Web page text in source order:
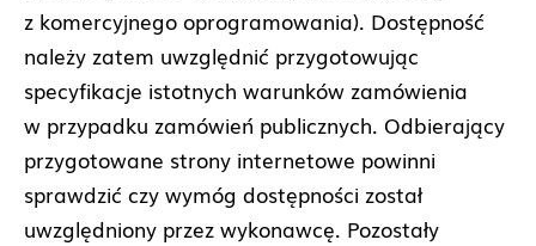
z komercyjnego oprogramowania). Dostępność
należy zatem uwzględnić przygotowując
specyfikacje istotnych warunków zamówienia
w przypadku zamówień publicznych. Odbierający
przygotowane strony internetowe powinni
sprawdzić czy wymóg dostępności został
uwzględniony przez wykonawcę. Pozostały